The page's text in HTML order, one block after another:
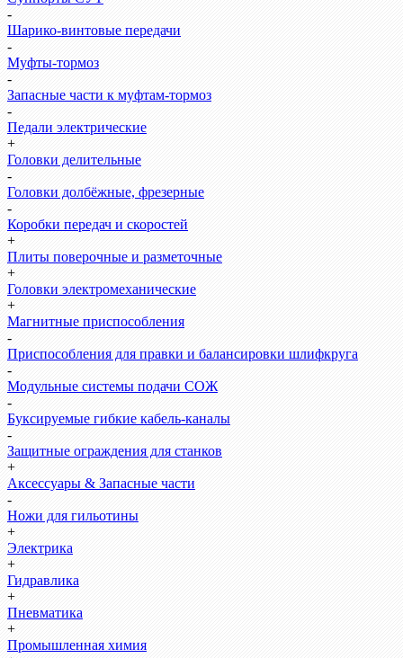
-
Шарико-винтовые передачи
-
Муфты-тормоз
-
Запасные части к муфтам-тормоз
-
Педали электрические
+
Головки делительные
-
Головки долбёжные, фрезерные
-
Коробки передач и скоростей
+
Плиты поверочные и разметочные
+
Головки электромеханические
+
Магнитные приспособления
-
Приспособления для правки и балансировки шлифкруга
-
Модульные системы подачи СОЖ
-
Буксируемые гибкие кабель-каналы
-
Защитные ограждения для станков
+
Аксессуары & Запасные части
-
Ножи для гильотины
+
Электрика
+
Гидравлика
+
Пневматика
+
Промышленная химия